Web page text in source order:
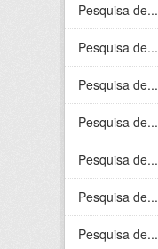
Pesquisa de...
Pesquisa de...
Pesquisa de...
Pesquisa de...
Pesquisa de...
Pesquisa de...
Pesquisa de...